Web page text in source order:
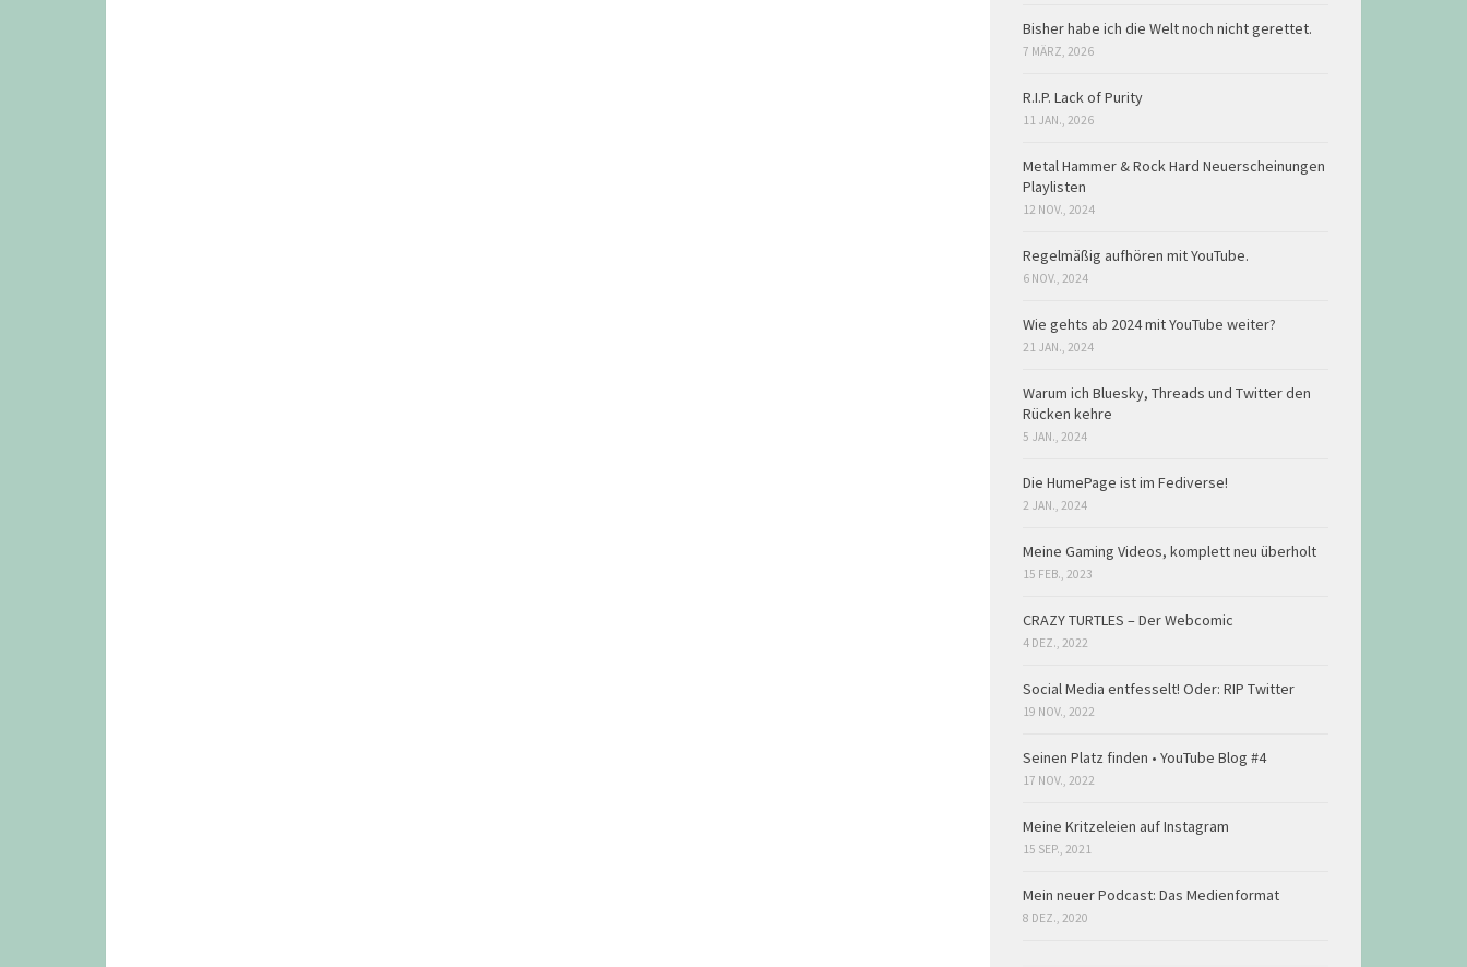
Bisher habe ich die Welt noch nicht gerettet.
7 MÄRZ, 2026
R.I.P. Lack of Purity
11 JAN., 2026
Metal Hammer & Rock Hard Neuerscheinungen
Playlisten
12 NOV., 2024
Regelmäßig aufhören mit YouTube.
6 NOV., 2024
Wie gehts ab 2024 mit YouTube weiter?
21 JAN., 2024
Warum ich Bluesky, Threads und Twitter den
Rücken kehre
5 JAN., 2024
Die HumePage ist im Fediverse!
2 JAN., 2024
Meine Gaming Videos, komplett neu überholt
15 FEB., 2023
CRAZY TURTLES – Der Webcomic
4 DEZ., 2022
Social Media entfesselt! Oder: RIP Twitter
19 NOV., 2022
Seinen Platz finden • YouTube Blog #4
17 NOV., 2022
Meine Kritzeleien auf Instagram
15 SEP., 2021
Mein neuer Podcast: Das Medienformat
8 DEZ., 2020